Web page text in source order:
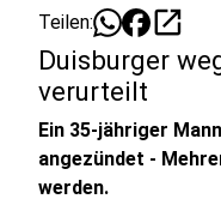
Teilen: open_in_new
Duisburger
verurteilt
Ein 35-jähriger
angezündet -
werden.